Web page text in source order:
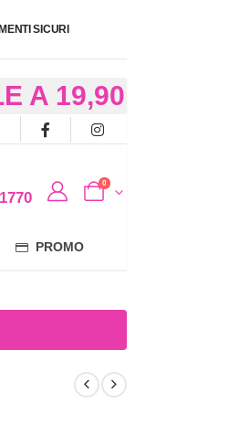
SICURI
A 19,90
0
PROMO